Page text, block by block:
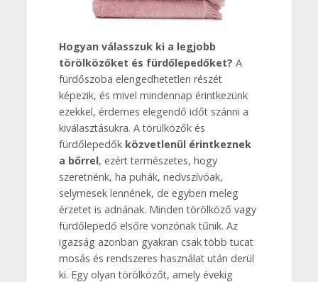
Hogyan válasszuk ki a legjobb
törölközőket és fürdőlepedőket? A
fürdőszoba elengedhetetlen részét
képezik, és mivel mindennap érintkezünk
ezekkel, érdemes elegendő időt szánni a
kiválasztásukra. A törülközők és
fürdőlepedők közvetlenül érintkeznek
a bőrrel, ezért természetes, hogy
szeretnénk, ha puhák, nedvszívóak,
selymesek lennének, de egyben meleg
érzetet is adnának. Minden törölköző vagy
fürdőlepedő elsőre vonzónak tűnik. Az
igazság azonban gyakran csak több tucat
mosás és rendszeres használat után derül
ki. Egy olyan törölközőt, amely évekig